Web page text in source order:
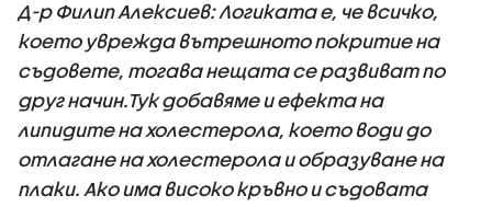
Д-р Филип Алексиев: Логиката е, че всичко,
което уврежда вътрешното покритие на
съдовете, тогава нещата се развиват по
друг начин.Тук добавяме и ефекта на
липидите на холестерола, което води до
отлагане на холестерола и образуване на
плаки. Ако има високо кръвно и съдовата